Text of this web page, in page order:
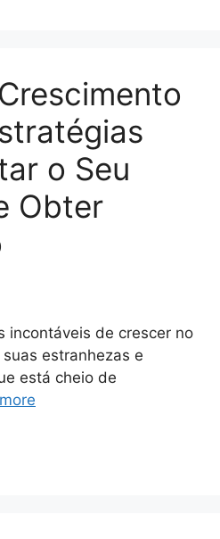
o Seu
Obter
incontáveis ​​de crescer no
estranhezas e
está cheio de